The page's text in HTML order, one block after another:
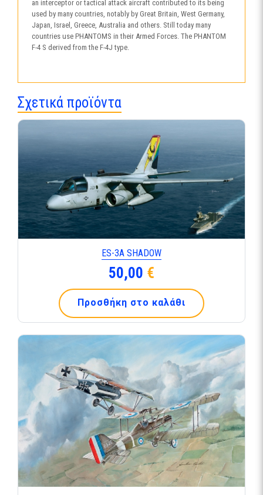
an interceptor or tactical attack aircraft contributed to its being
used by many countries, notably by Great Britain, West Germany,
Japan, Israel, Greece, Australia and others. Still today many
countries use PHANTOMS in their Armed Forces. The PHANTOM
F-4 S derived from the F-4J type.
Σχετικά προϊόντα
ES-3Α SHADOW
50,00 €
Προσθήκη στο καλάθι